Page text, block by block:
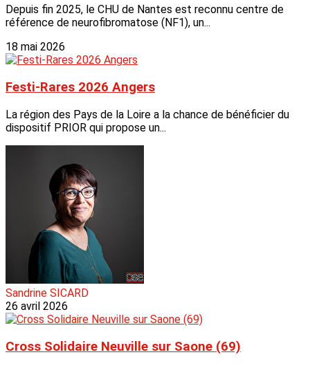
Depuis fin 2025, le CHU de Nantes est reconnu centre de
référence de neurofibromatose (NF1), un...
18 mai 2026
Festi-Rares 2026 Angers
La région des Pays de la Loire a la chance de bénéficier du
dispositif PRIOR qui propose un...
Sandrine SICARD
26 avril 2026
Cross Solidaire Neuville sur Saone (69)